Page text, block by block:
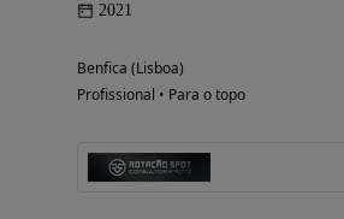
2021
Benfica (Lisboa)
Profissional • Para o topo